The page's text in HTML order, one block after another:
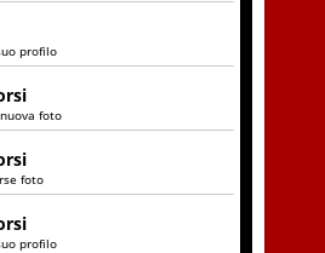
profilo
foto
foto
profilo